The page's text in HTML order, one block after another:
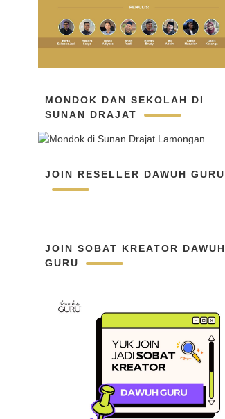
MONDOK DAN SEKOLAH DI
SUNAN DRAJAT
JOIN RESELLER DAWUH GURU
JOIN SOBAT KREATOR DAWUH
GURU